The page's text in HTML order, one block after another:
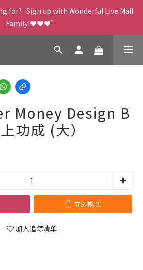
for?   Sign up with Wonderful Live Mall
Family!❤️❤️❤️”
Money Design B
功成 (大）
立即购买
加入追踪清单